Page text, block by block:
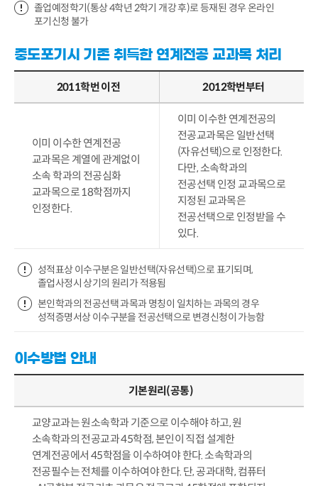
졸업예정학기(통상 4학년 2학기 개강 후)로 등재된 경우 온라인
포기신청 불가
중도포기시 기존 취득한 연계전공 교과목 처리
2011학번 이전 2012학번부터
이미 이수한 연계전공
교과목은 계열에 관계없이
소속 학과의 전공심화
교과목으로 18학점까지
인정한다.
이미 이수한 연계전공의
전공교과목은 일반선택
(자유선택)으로 인정한다.
다만, 소속학과의
전공선택 인정 교과목으로
지정된 교과목은
전공선택으로 인정받을 수
있다.
성적표상 이수구분은 일반선택(자유선택)으로 표기되며,
졸업사정시 상기의 원리가 적용됨
본인학과의 전공선택 과목과 명칭이 일치하는 과목의 경우
성적증명서상 이수구분을 전공선택으로 변경신청이 가능함
이수방법 안내
기본원리(공통)
교양교과는 원소속학과 기준으로 이수해야 하고, 원
소속학과의 전공교과 45학점, 본인이 직접 설계한
연계전공에서 45학점을 이수하여야 한다. 소속학과의
전공필수는 전체를 이수하여야 한다. 단, 공과대학, 컴퓨터